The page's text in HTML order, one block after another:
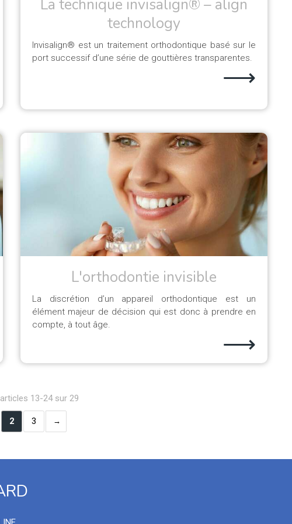
La technique invisalign® – align
technology
Invisalign® est un traitement orthodontique basé sur le
port successif d’une série de gouttières transparentes.
⟶
L'orthodontie invisible
La discrétion d’un appareil orthodontique est un
élément majeur de décision qui est donc à prendre en
compte, à tout âge.
⟶
13-24 sur 29
2 3